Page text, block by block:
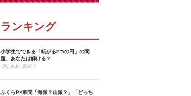
ランキング
小学生でできる「転がる2つの円」の問
題、あなたは解ける？
木村 真実子
ふくらP×東問「海派？山派？」「どっち